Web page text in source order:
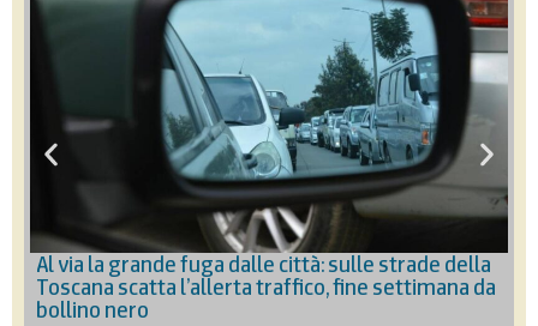
Al via la grande fuga dalle città: sulle strade della
Toscana scatta l’allerta traffico, fine settimana da
bollino nero